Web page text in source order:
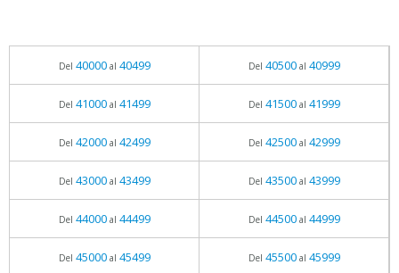
Del 40000al 40499 Del 40500al 40999
Del 41000al 41499 Del 41500al 41999
Del 42000al 42499 Del 42500al 42999
Del 43000al 43499 Del 43500al 43999
Del 44000al 44499 Del 44500al 44999
Del 45000al 45499 Del 45500al 45999